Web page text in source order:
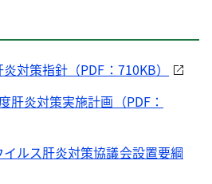
対策指針（PDF：710KB）
肝炎対策実施計画（PDF：
ルス肝炎対策協議会設置要綱